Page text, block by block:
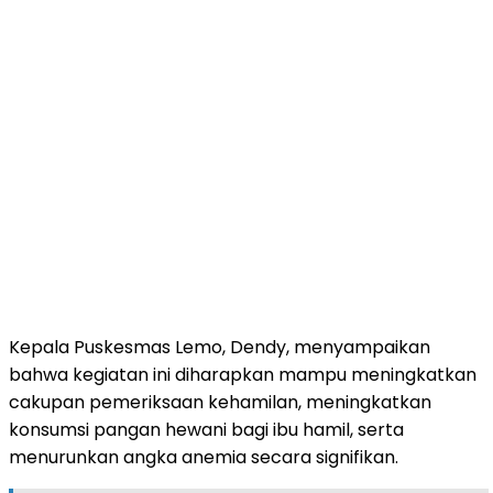
Kepala Puskesmas Lemo, Dendy, menyampaikan
bahwa kegiatan ini diharapkan mampu meningkatkan
cakupan pemeriksaan kehamilan, meningkatkan
konsumsi pangan hewani bagi ibu hamil, serta
menurunkan angka anemia secara signifikan.